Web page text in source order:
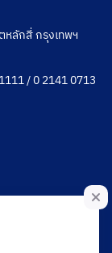
หลักสี่ กรุงเทพฯ
/ 0 2141 0713